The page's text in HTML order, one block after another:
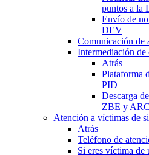
puntos a la
Envío de
DEV
Comunicación de
Intermediación de
Atrás
Plataforma
PID
Descarga
ZBE y
Atención a víctimas de
Atrás
Teléfono de
Si eres víctima de